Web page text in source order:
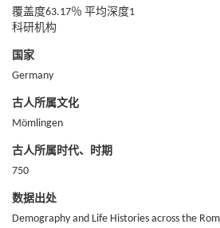
覆盖度63.17％ 平均深度1
科研机构
国家
Germany
古人所属文化
Mömlingen
古人所属时代、时期
750
数据出处
Demography and Life Histories across the